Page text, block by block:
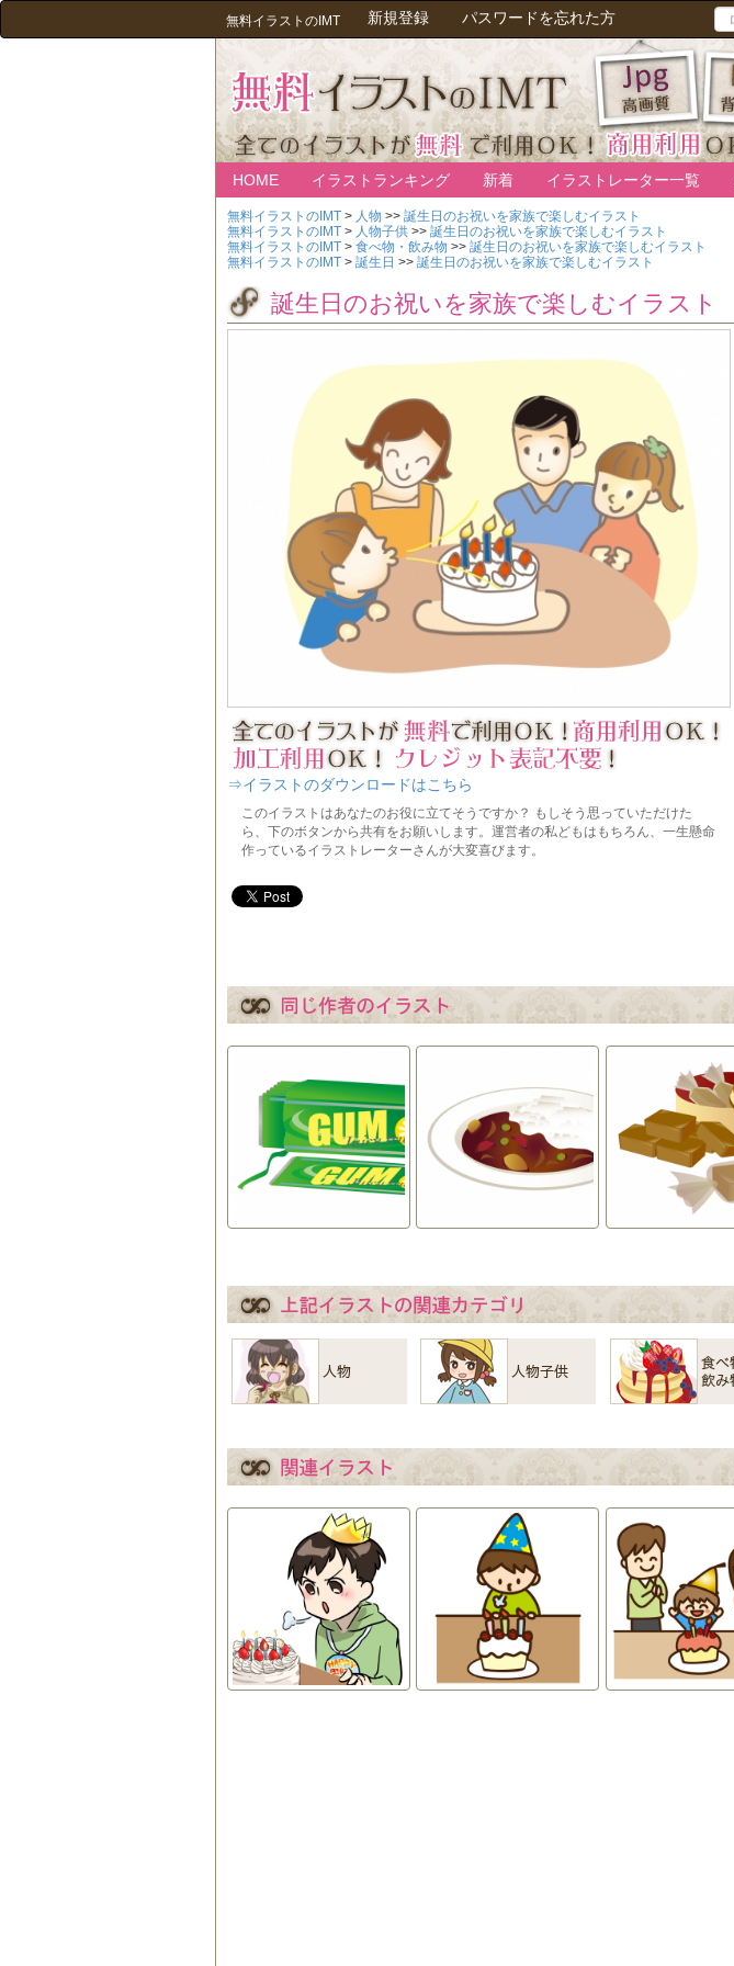
無料イラストのIMT 新規登録 パスワードを忘れた方
HOME イラストランキング 新着 イラストレーター一覧
無料イラストのIMT > 人物 >> 誕生日のお祝いを家族で楽しむイラスト
無料イラストのIMT > 人物子供 >> 誕生日のお祝いを家族で楽しむイラスト
無料イラストのIMT > 食べ物・飲み物 >> 誕生日のお祝いを家族で楽しむイラスト
無料イラストのIMT > 誕生日 >> 誕生日のお祝いを家族で楽しむイラスト
誕生日のお祝いを家族で楽しむイラスト
⇒イラストのダウンロードはこちら